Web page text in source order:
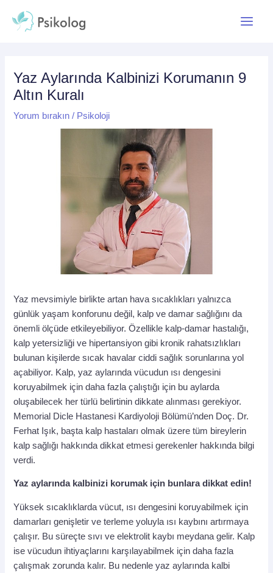
atla
Yaz Aylarında Kalbinizi Korumanın 9
Altın Kuralı
Yorum bırakın / Psikoloji
Yaz mevsimiyle birlikte artan hava sıcaklıkları yalnızca
günlük yaşam konforunu değil, kalp ve damar sağlığını da
önemli ölçüde etkileyebiliyor. Özellikle kalp-damar hastalığı,
kalp yetersizliği ve hipertansiyon gibi kronik rahatsızlıkları
bulunan kişilerde sıcak havalar ciddi sağlık sorunlarına yol
açabiliyor. Kalp, yaz aylarında vücudun ısı dengesini
koruyabilmek için daha fazla çalıştığı için bu aylarda
oluşabilecek her türlü belirtinin dikkate alınması gerekiyor.
Memorial Dicle Hastanesi Kardiyoloji Bölümü’nden Doç. Dr.
Ferhat Işık, başta kalp hastaları olmak üzere tüm bireylerin
kalp sağlığı hakkında dikkat etmesi gerekenler hakkında bilgi
verdi.
Yaz aylarında kalbinizi korumak için bunlara dikkat edin!
Yüksek sıcaklıklarda vücut, ısı dengesini koruyabilmek için
damarları genişletir ve terleme yoluyla ısı kaybını artırmaya
çalışır. Bu süreçte sıvı ve elektrolit kaybı meydana gelir. Kalp
ise vücudun ihtiyaçlarını karşılayabilmek için daha fazla
çalışmak zorunda kalır. Bu nedenle yaz aylarında kalbi
dolaşımı